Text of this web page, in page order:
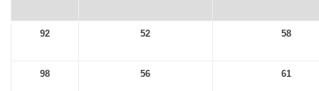
92 52 58
98 56 61